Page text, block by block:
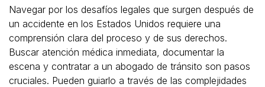
Navegar por los desafíos legales que surgen después de
un accidente en los Estados Unidos requiere una
comprensión clara del proceso y de sus derechos.
Buscar atención médica inmediata, documentar la
escena y contratar a un abogado de tránsito son pasos
cruciales. Pueden guiarlo a través de las complejidades